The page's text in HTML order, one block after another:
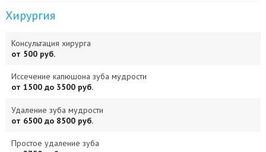
Хирургия
Консультация хирурга
от 500 руб.
Иссечение капюшона зуба мудрости
от 1500 до 3500 руб.
Удаление зуба мудрости
от 6500 до 8500 руб.
Простое удаление зуба